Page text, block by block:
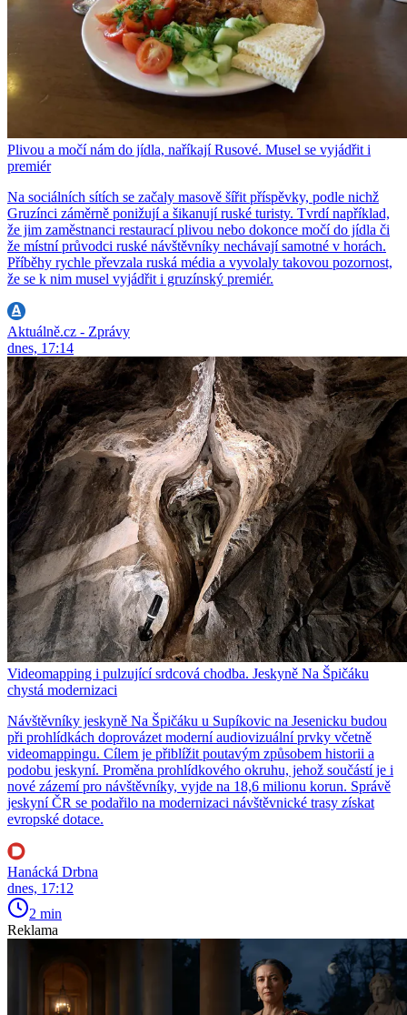
Plivou a močí nám do jídla, naříkají Rusové. Musel se vyjádřit i
premiér
Na sociálních sítích se začaly masově šířit příspěvky, podle nichž
Gruzínci záměrně ponižují a šikanují ruské turisty. Tvrdí například,
že jim zaměstnanci restaurací plivou nebo dokonce močí do jídla či
že místní průvodci ruské návštěvníky nechávají samotné v horách.
Příběhy rychle převzala ruská média a vyvolaly takovou pozornost,
že se k nim musel vyjádřit i gruzínský premiér.
Aktuálně.cz - Zprávy
dnes, 17:14
Videomapping i pulzující srdcová chodba. Jeskyně Na Špičáku
chystá modernizaci
Návštěvníky jeskyně Na Špičáku u Supíkovic na Jesenicku budou
při prohlídkách doprovázet moderní audiovizuální prvky včetně
videomappingu. Cílem je přiblížit poutavým způsobem historii a
podobu jeskyní. Proměna prohlídkového okruhu, jehož součástí je i
nové zázemí pro návštěvníky, vyjde na 18,6 milionu korun. Správě
jeskyní ČR se podařilo na modernizaci návštěvnické trasy získat
evropské dotace.
Hanácká Drbna
dnes, 17:12
2 min
Reklama